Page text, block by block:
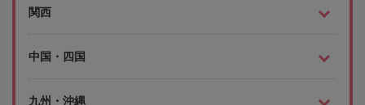
関西
中国・四国
九州・沖縄